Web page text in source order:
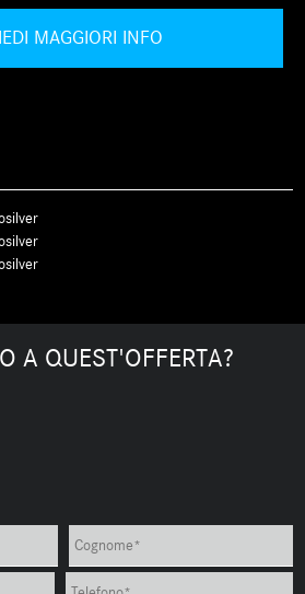
MAGGIORI INFO
A QUEST'OFFERTA?